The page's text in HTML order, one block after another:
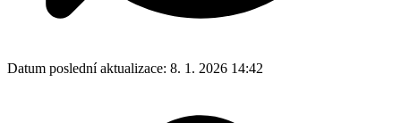
Datum poslední aktualizace: 8. 1. 2026 14:42